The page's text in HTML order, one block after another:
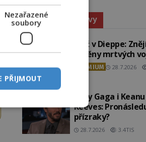
Paranormální jevy
Pláž v Dieppe:
ozvěny mrtvých
PREMIUM 28.7.2026
Lady Gaga i Keanu
Reeves:
přízraky?
28.7.2026 3.4TIS
Nezařazené
soubory
PŘIJMOUT